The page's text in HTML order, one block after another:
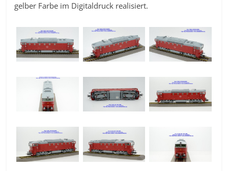
gelber Farbe im Digitaldruck realisiert.